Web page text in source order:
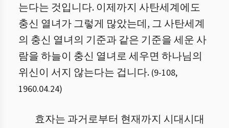
는다는 것입니다. 이제까지 사탄세계에도
충신 열녀가 그렇게 많았는데, 그 사탄세계
의 충신 열녀의 기준과 같은 기준을 세운 사
람을 하늘이 충신 열녀로 세우면 하나님의
위신이 서지 않는다는 겁니다. (9-108,
1960.04.24)
효자는 과거로부터 현재까지 시대시대